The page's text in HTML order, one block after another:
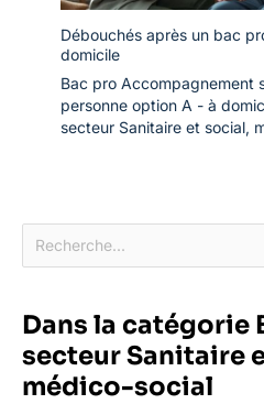
Débouchés après un bac
domicile
Bac pro Accompagnement
personne option A - à
secteur Sanitaire et social,
Dans la catégorie
secteur Sanitaire
médico-social